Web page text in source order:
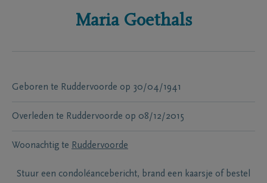
Maria Goethals
Geboren te Ruddervoorde op 30/04/1941
Overleden te Ruddervoorde op 08/12/2015
Woonachtig te Ruddervoorde
Stuur een condoléancebericht, brand een kaarsje of bestel